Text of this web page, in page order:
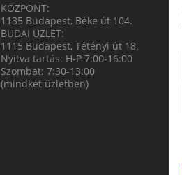
KÖZPONT:
1135 Budapest, Béke út 104.
BUDAI ÜZLET:
1115 Budapest, Tétényi út 18.
Nyitva tartás: H-P 7:00-16:00
Szombat: 7:30-13:00
(mindkét üzletben)